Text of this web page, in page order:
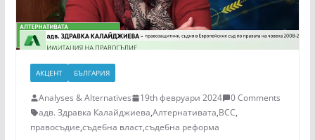
АКЦЕНТ БЪЛГАРИЯ
Analyses & Alternatives 19th февруари 2024
0 Comments
адв. Здравка Калайджиева,Алтернативата,ВСС,
правосъдие,съдебна власт,съдебна реформа